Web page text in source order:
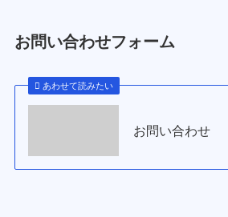
お問い合わせフォーム
あわせて読みたい
お問い合わせ